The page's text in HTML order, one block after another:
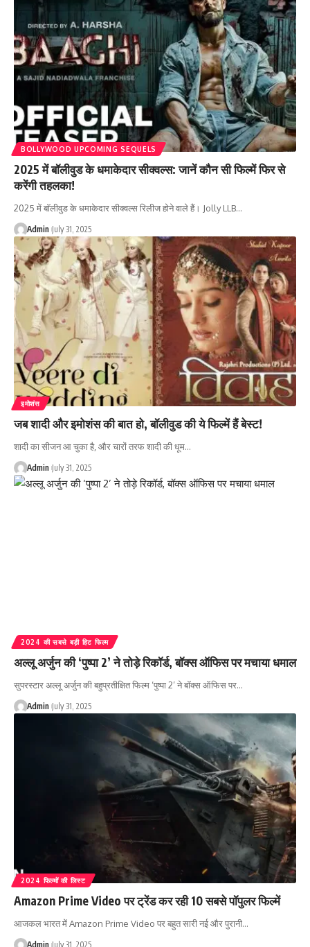
BOLLYWOOD UPCOMING SEQUELS
2025 में बॉलीवुड के धमाकेदार सीक्वल्स: जानें कौन सी फिल्में फिर से
करेंगी तहलका!
2025 में बॉलीवुड के धमाकेदार सीक्वल्स रिलीज होने वाले हैं। Jolly LLB…
Admin July 31, 2025
इमोशंस
जब शादी और इमोशंस की बात हो, बॉलीवुड की ये फिल्में हैं बेस्ट!
शादी का सीजन आ चुका है, और चारों तरफ शादी की धूम…
Admin July 31, 2025
2024 की सबसे बड़ी हिट फिल्म
अल्लू अर्जुन की ‘पुष्पा 2’ ने तोड़े रिकॉर्ड, बॉक्स ऑफिस पर मचाया धमाल
सुपरस्टार अल्लू अर्जुन की बहुप्रतीक्षित फिल्म ‘पुष्पा 2’ ने बॉक्स ऑफिस पर…
Admin July 31, 2025
2024 फिल्मों की लिस्ट
Amazon Prime Video पर ट्रेंड कर रही 10 सबसे पॉपुलर फिल्में
आजकल भारत में Amazon Prime Video पर बहुत सारी नई और पुरानी…
Admin July 31, 2025